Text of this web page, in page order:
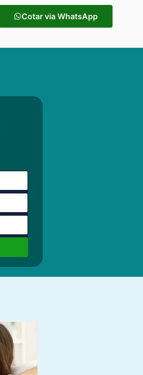
Cotar via WhatsApp